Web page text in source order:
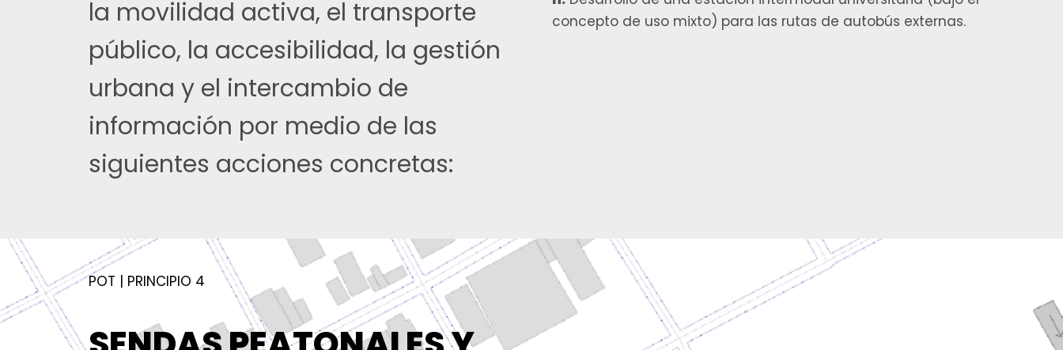
la movilidad activa, el transporte
público, la accesibilidad, la gestión
urbana y el intercambio de
información por medio de las
siguientes acciones concretas:
concepto de uso mixto) para las rutas de autobús externas.
POT | PRINCIPIO 4